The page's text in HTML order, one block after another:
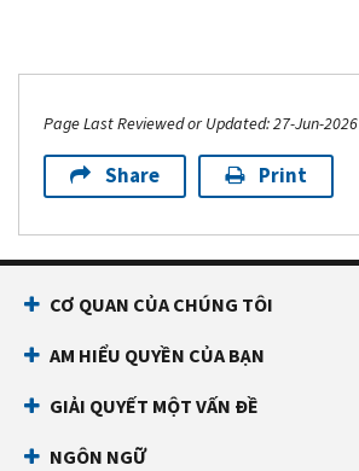
Page Last Reviewed or Updated: 27-Jun-2026
Share Print
CƠ QUAN CỦA CHÚNG TÔI
AM HIỂU QUYỀN CỦA BẠN
GIẢI QUYẾT MỘT VẤN ĐỀ
NGÔN NGỮ